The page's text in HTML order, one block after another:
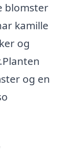
blomster
kamille
og
og en